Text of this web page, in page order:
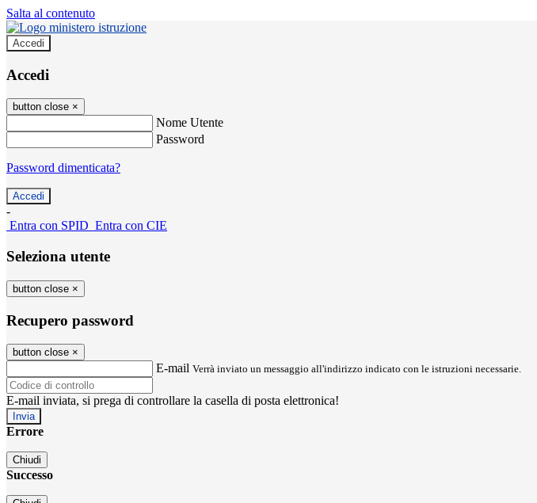
Salta al contenuto
Accedi
Accedi
button close ×
Nome Utente
Password
Password dimenticata?
-
Entra con SPID Entra con CIE
Seleziona utente
button close ×
Recupero password
button close ×
E-mail Verrà inviato un messaggio all'indirizzo indicato con le istruzioni necessarie.
E-mail inviata, si prega di controllare la casella di posta elettronica!
Errore
Chiudi
Successo